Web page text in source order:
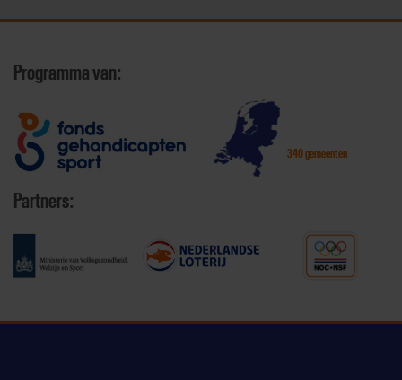
Programma van:
340 gemeenten
Partners: